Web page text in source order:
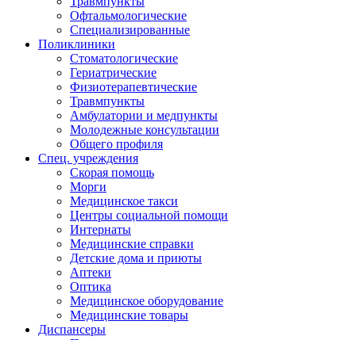
Офтальмологические
Специализированные
Поликлиники
Стоматологические
Гериатрические
Физиотерапевтические
Травмпункты
Амбулатории и медпункты
Молодежные консультации
Общего профиля
Спец. учреждения
Скорая помощь
Морги
Медицинское такси
Центры социальной помощи
Интернаты
Медицинские справки
Детские дома и приюты
Аптеки
Оптика
Медицинское оборудование
Медицинские товары
Диспансеры